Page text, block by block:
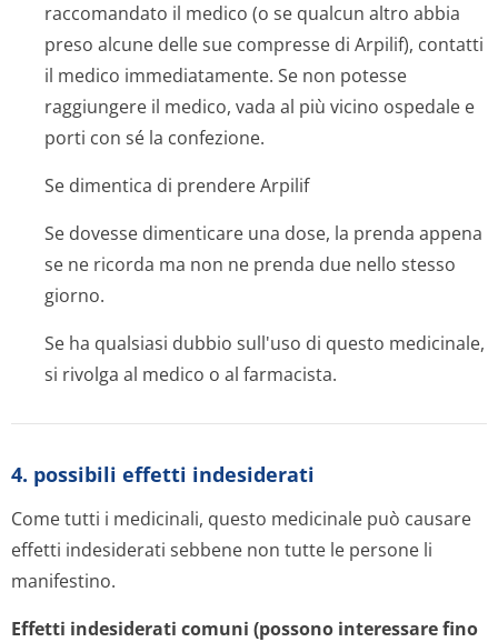
raccomandato il medico (o se qualcun altro abbia
preso alcune delle sue compresse di Arpilif), contatti
il medico immediatamente. Se non potesse
raggiungere il medico, vada al più vicino ospedale e
porti con sé la confezione.
Se dimentica di prendere Arpilif
Se dovesse dimenticare una dose, la prenda appena
se ne ricorda ma non ne prenda due nello stesso
giorno.
Se ha qualsiasi dubbio sull'uso di questo medicinale,
si rivolga al medico o al farmacista.
4. possibili effetti indesiderati
Come tutti i medicinali, questo medicinale può causare
effetti indesiderati sebbene non tutte le persone li
manifestino.
Effetti indesiderati comuni (possono interessare fino